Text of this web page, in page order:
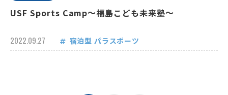
USF Sports Camp～福島こども未来塾～
2022.09.27 宿泊型 パラスポーツ